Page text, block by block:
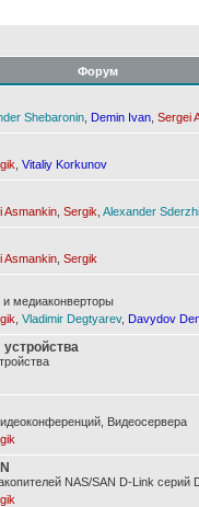
Форум
Shebaronin Demin Ivan Sergei
Vitaliy Korkunov
Asmankin Sergik Alexander
Asmankin Sergik
и медиаконверторы
Vladimir Degtyarev, Davydov
устройства
Видеосервера
NAS/SAN D-Link серий